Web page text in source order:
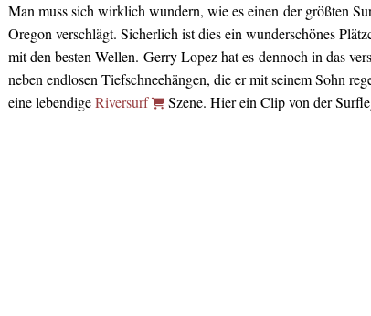
Man muss sich wirklich wundern, wie es einen der größten
Oregon verschlägt. Sicherlich ist dies ein wunderschönes
mit den besten Wellen. Gerry Lopez hat es dennoch in das
neben endlosen Tiefschneehängen, die er mit seinem Sohn
eine lebendigeRiversurf Szene. Hier ein Clip von der